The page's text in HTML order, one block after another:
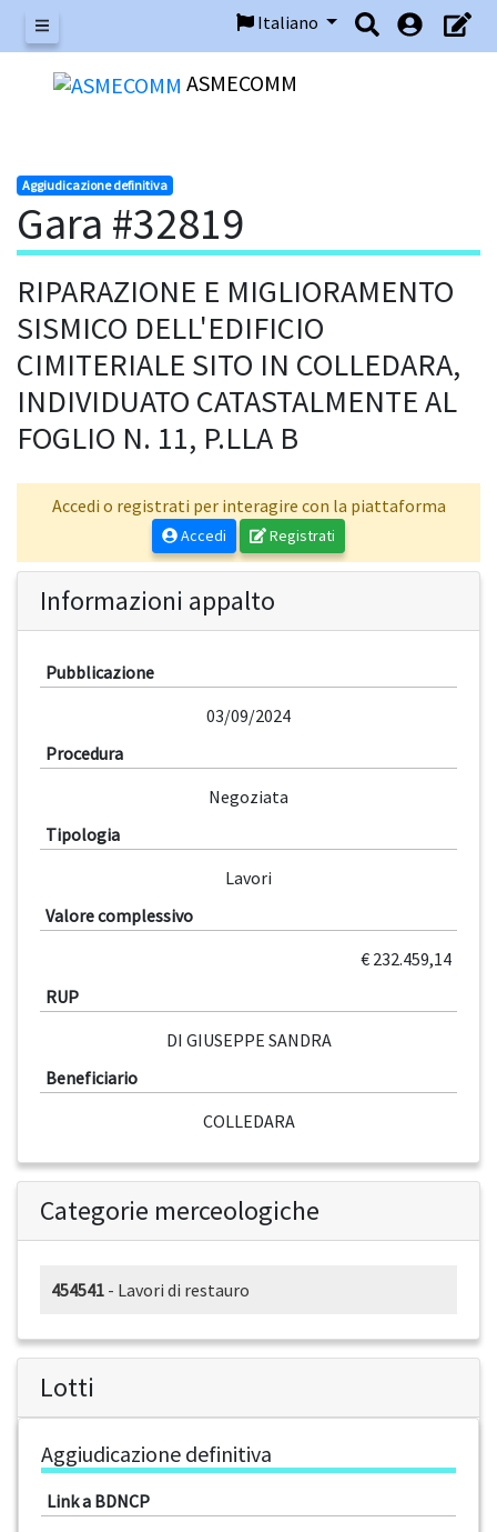
Menu
Italiano
ASMECOMM
Aggiudicazione definitiva
Gara #32819
RIPARAZIONE E MIGLIORAMENTO
SISMICO DELL'EDIFICIO
CIMITERIALE SITO IN COLLEDARA,
INDIVIDUATO CATASTALMENTE AL
FOGLIO N. 11, P.LLA B
Accedi o registrati per interagire con la piattaforma
Accedi Registrati
Informazioni appalto
Pubblicazione
03/09/2024
Procedura
Negoziata
Tipologia
Lavori
Valore complessivo
€ 232.459,14
RUP
DI GIUSEPPE SANDRA
Beneficiario
COLLEDARA
Categorie merceologiche
454541 - Lavori di restauro
Lotti
Aggiudicazione definitiva
Link a BDNCP